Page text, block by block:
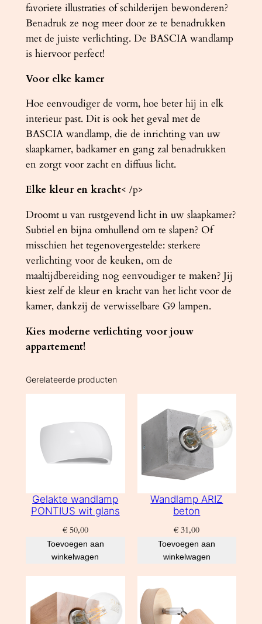
favoriete illustraties of schilderijen bewonderen?
Benadruk ze nog meer door ze te benadrukken
met de juiste verlichting. De BASCIA wandlamp
is hiervoor perfect!
Voor elke kamer
Hoe eenvoudiger de vorm, hoe beter hij in elk
interieur past. Dit is ook het geval met de
BASCIA wandlamp, die de inrichting van uw
slaapkamer, badkamer en gang zal benadrukken
en zorgt voor zacht en diffuus licht.
Elke kleur en kracht< /p>
Droomt u van rustgevend licht in uw slaapkamer?
Subtiel en bijna omhullend om te slapen? Of
misschien het tegenovergestelde: sterkere
verlichting voor de keuken, om de
maaltijdbereiding nog eenvoudiger te maken? Jij
kiest zelf de kleur en kracht van het licht voor de
kamer, dankzij de verwisselbare G9 lampen.
Kies moderne verlichting voor jouw
appartement!
Gerelateerde producten
Gelakte wandlamp
PONTIUS wit glans
€50,00
Toevoegen aan
winkelwagen
Wandlamp ARIZ
beton
€ 31,00
Toevoegen aan
winkelwagen